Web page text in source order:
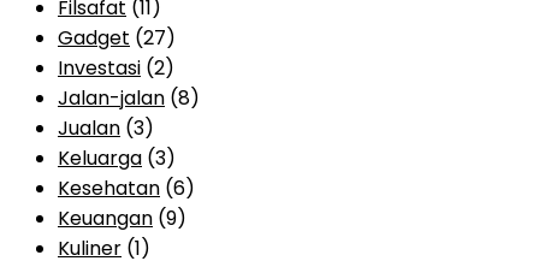
Filsafat (11)
Gadget (27)
Investasi (2)
Jalan-jalan (8)
Jualan (3)
Keluarga (3)
Kesehatan (6)
Keuangan (9)
Kuliner (1)